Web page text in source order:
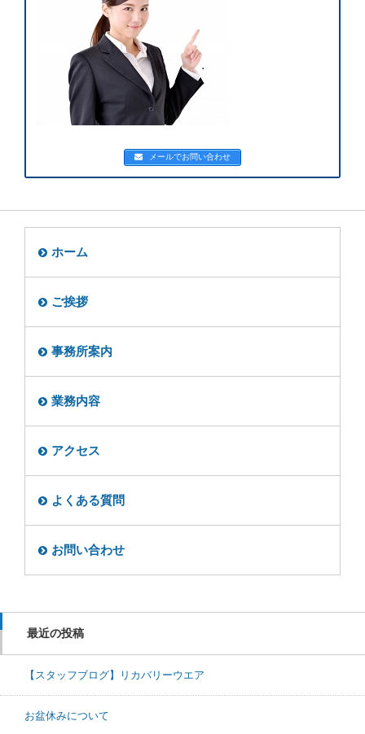
メールでお問い合わせ
ホーム
ご挨拶
事務所案内
業務内容
アクセス
よくある質問
お問い合わせ
最近の投稿
【スタッフブログ】リカバリーウエア
お盆休みについて